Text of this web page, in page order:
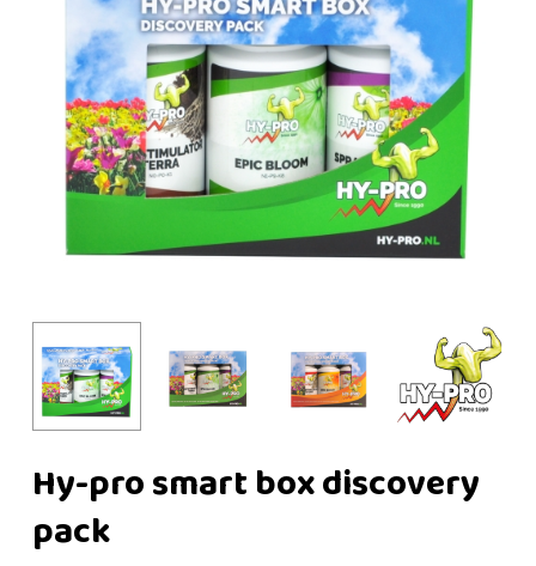
Hy-pro smart box discovery
pack